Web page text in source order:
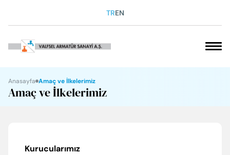
TREN
VAKFIMIZ
Anasayfa Amaç ve İlkelerimiz
Amaç ve İlkelerimiz
Kurucularımız